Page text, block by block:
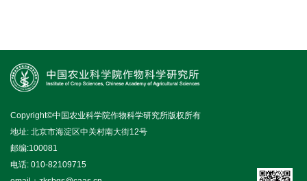
Copyright©中国农业科学院作物科学研究所版权所有
地址: 北京市海淀区中关村南大街12号
邮编:100081
电话: 010-82109715